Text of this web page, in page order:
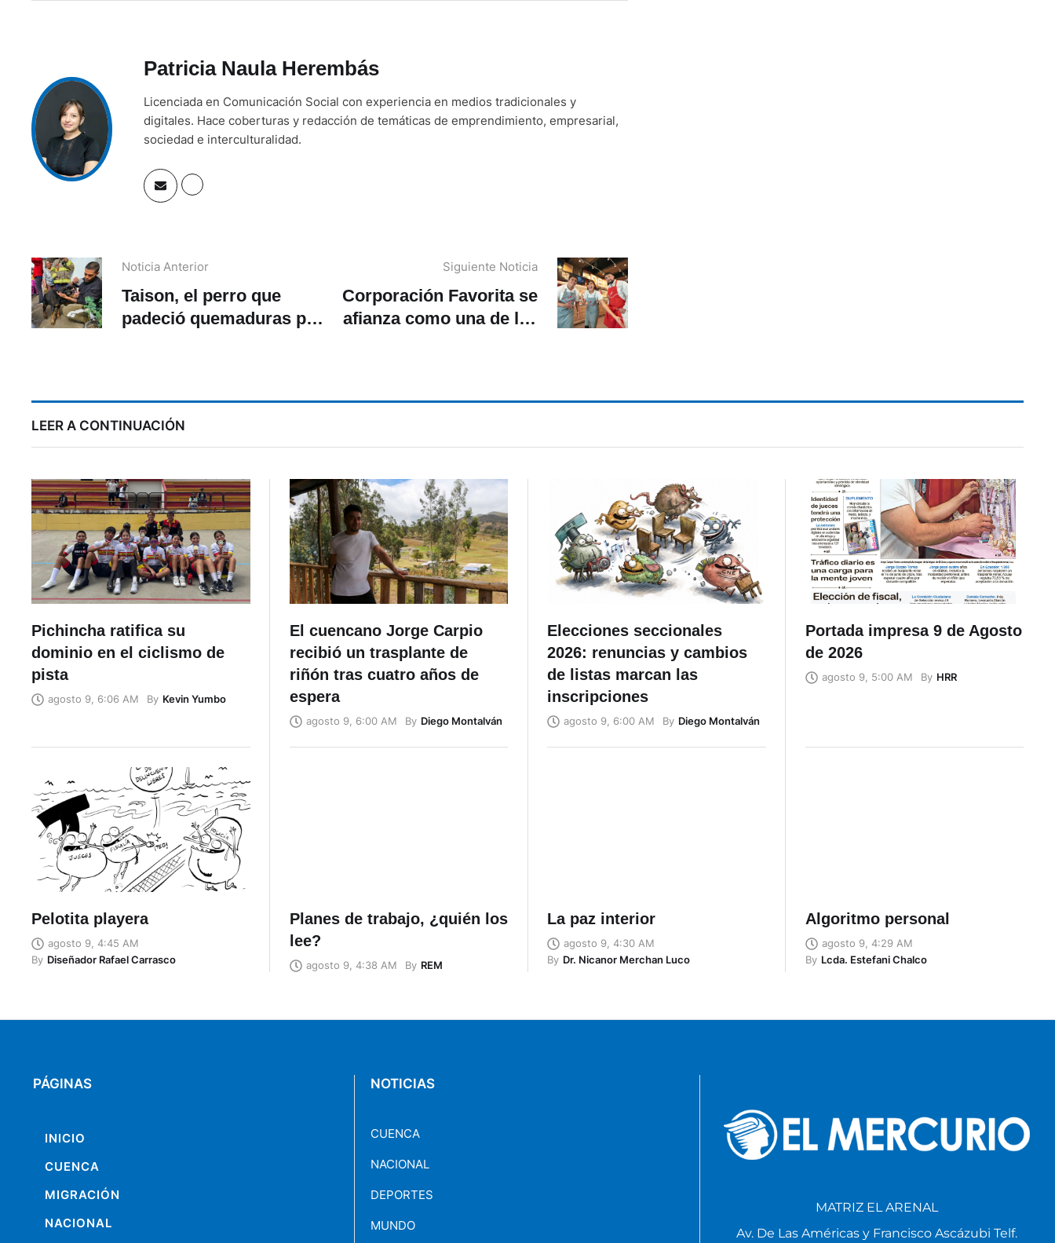
Patricia Naula Herembás
Licenciada en Comunicación Social con experiencia en medios tradicionales y
digitales. Hace coberturas y redacción de temáticas de emprendimiento, empresarial,
sociedad e interculturalidad.
Noticia Anterior
Taison, el perro que
padeció quemaduras por
Siguiente Noticia
Corporación Favorita se
afianza como una de las
LEER A CONTINUACIÓN
Pichincha ratifica su
dominio en el ciclismo de
pista
agosto 9, 6:06 AM By Kevin Yumbo
El cuencano Jorge Carpio
recibió un trasplante de
riñón tras cuatro años de
espera
agosto 9, 6:00 AM By Diego Montalván
Elecciones seccionales
2026: renuncias y cambios
de listas marcan las
inscripciones
agosto 9, 6:00 AM By Diego Montalván
Portada impresa 9 de Agosto
de 2026
agosto 9, 5:00 AM By HRR
Pelotita playera
agosto 9, 4:45 AM
By Diseñador Rafael Carrasco
Planes de trabajo, ¿quién los
lee?
agosto 9, 4:38 AM By REM
La paz interior
agosto 9, 4:30 AM
By Dr. Nicanor Merchan Luco
Algoritmo personal
agosto 9, 4:29 AM
By Lcda. Estefani Chalco
PÁGINAS
INICIO
CUENCA
MIGRACIÓN
NACIONAL
NOTICIAS
CUENCA
NACIONAL
DEPORTES
MUNDO
MATRIZ EL ARENAL
Av. De Las Américas y Francisco Ascázubi Telf.